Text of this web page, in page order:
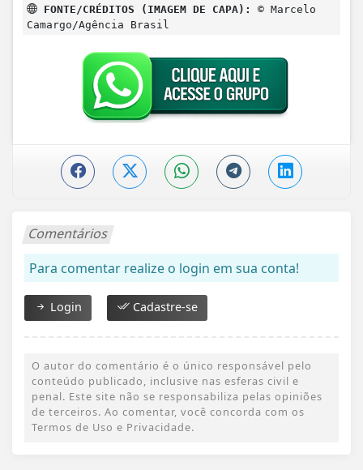
FONTE/CRÉDITOS (IMAGEM DE CAPA):
© Marcelo
Camargo/Agência Brasil
Comentários
Para comentar realize o login em sua conta!
Login Cadastre-se
O autor do comentário é o único responsável pelo
conteúdo publicado, inclusive nas esferas civil e
penal. Este site não se responsabiliza pelas opiniões
de terceiros. Ao comentar, você concorda com os
Termos de Uso e Privacidade.